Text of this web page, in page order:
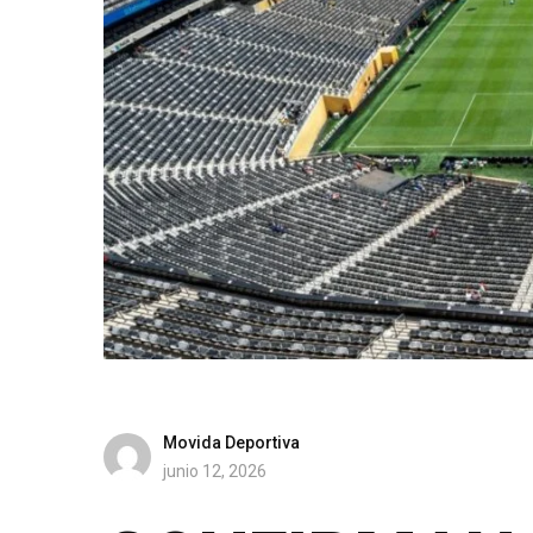
Movida Deportiva
junio 12, 2026